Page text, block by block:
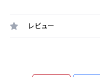
レビュー